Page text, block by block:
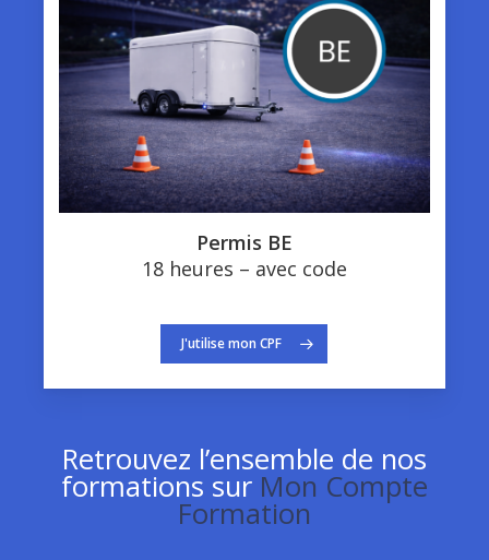
Permis BE
18 heures – avec code
J'utilise mon CPF
Retrouvez l’ensemble de nos
formations sur Mon Compte
Formation